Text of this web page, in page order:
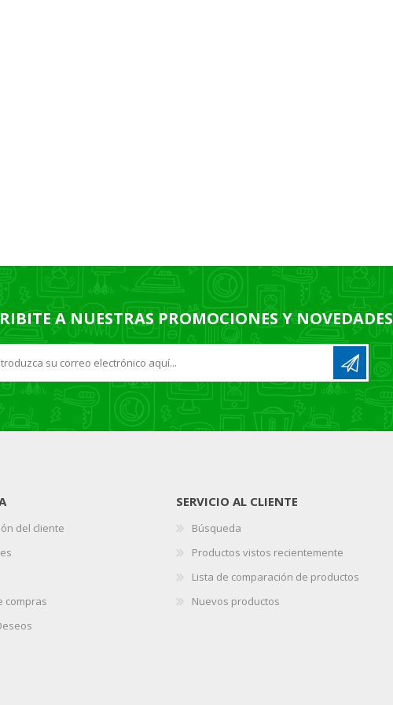
A NUESTRAS PROMOCIONES Y NOVEDADES
del cliente
compras
SERVICIO AL CLIENTE
Búsqueda
Productos vistos recientemente
Lista de comparación de productos
Nuevos productos